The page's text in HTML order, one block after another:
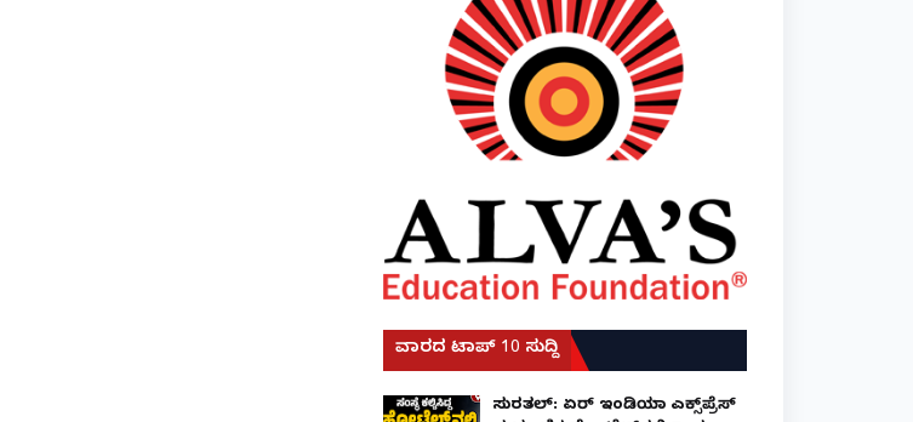
ವಾರದ ಟಾಪ್ 10 ಸುದ್ದಿ
ಸುರತ್ಕಲ್: ಏರ್ ಇಂಡಿಯಾ ಎಕ್ಸ್‌ಪ್ರೆಸ್